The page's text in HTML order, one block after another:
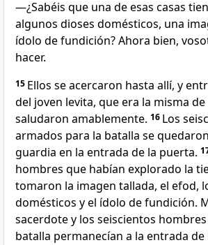
―¿Sabéis que una de esas casas
algunos dioses domésticos, una
ídolo de fundición? Ahora bien,
hacer.
15 Ellos se acercaron hasta allí, y
del joven levita, que era la misma de
saludaron amablemente. 16 Los
armados para la batalla se
guardia en la entrada de la puerta.
hombres que habían explorado la
tomaron la imagen tallada, el efod,
domésticos y el ídolo de fundición.
sacerdote y los seiscientos
batalla permanecían a la entrada de